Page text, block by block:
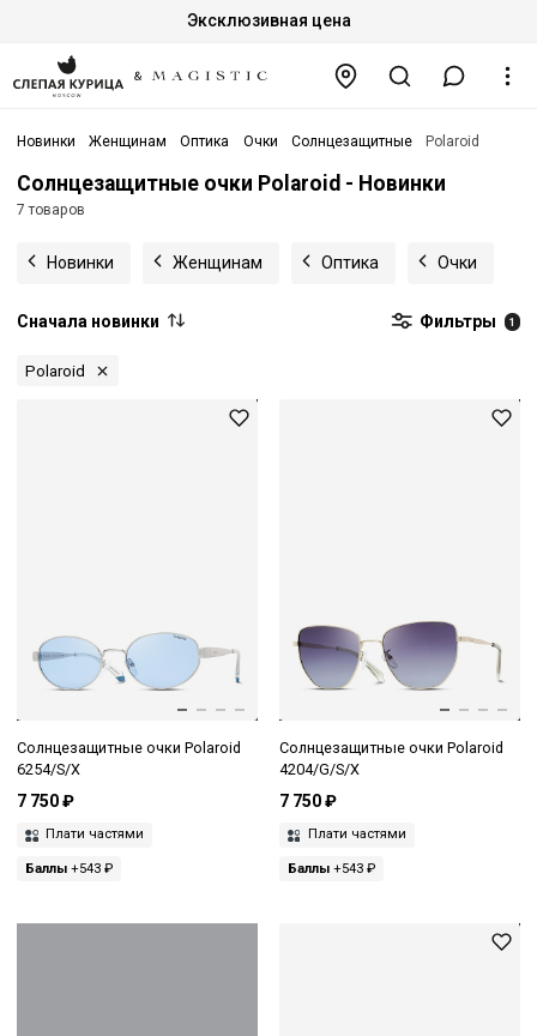
Эксклюзивная цена
Новинки Женщинам Оптика Очки Солнцезащитные Polaroid
Солнцезащитные очки Polaroid - Новинки
7 товаров
Новинки Женщинам Оптика Очки
Сначала новинки Фильтры 1
Polaroid
Солнцезащитные очки Polaroid
6254/S/X
7 750 ₽
Плати частями
Баллы +543 ₽
Солнцезащитные очки Polaroid
4204/G/S/X
7 750 ₽
Плати частями
Баллы+543 ₽